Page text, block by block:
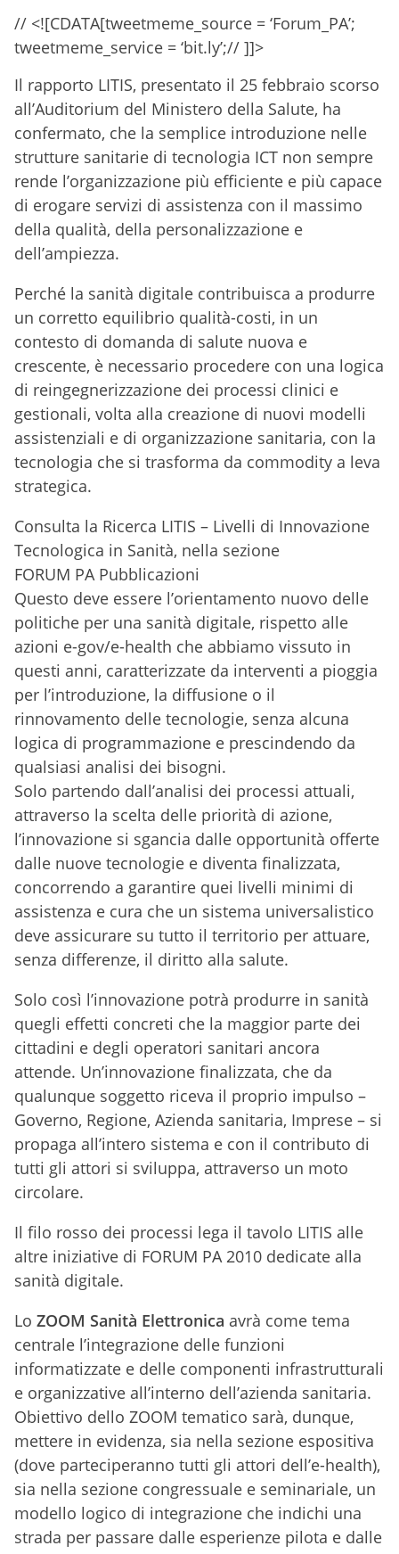
// <![CDATA[tweetmeme_source = ‘Forum_PA’;
tweetmeme_service = ‘bit.ly’;// ]]>
Il rapporto LITIS, presentato il 25 febbraio scorso
all’Auditorium del Ministero della Salute, ha
confermato, che la semplice introduzione nelle
strutture sanitarie di tecnologia ICT non sempre
rende l’organizzazione più efficiente e più capace
di erogare servizi di assistenza con il massimo
della qualità, della personalizzazione e
dell’ampiezza.
Perché la sanità digitale contribuisca a produrre
un corretto equilibrio qualità-costi, in un
contesto di domanda di salute nuova e
crescente, è necessario procedere con una logica
di reingegnerizzazione dei processi clinici e
gestionali, volta alla creazione di nuovi modelli
assistenziali e di organizzazione sanitaria, con la
tecnologia che si trasforma da commodity a leva
strategica.
Consulta la Ricerca LITIS – Livelli di Innovazione
Tecnologica in Sanità, nella sezione
FORUM PA Pubblicazioni
Questo deve essere l’orientamento nuovo delle
politiche per una sanità digitale, rispetto alle
azioni e-gov/e-health che abbiamo vissuto in
questi anni, caratterizzate da interventi a pioggia
per l’introduzione, la diffusione o il
rinnovamento delle tecnologie, senza alcuna
logica di programmazione e prescindendo da
qualsiasi analisi dei bisogni.
Solo partendo dall’analisi dei processi attuali,
attraverso la scelta delle priorità di azione,
l’innovazione si sgancia dalle opportunità offerte
dalle nuove tecnologie e diventa finalizzata,
concorrendo a garantire quei livelli minimi di
assistenza e cura che un sistema universalistico
deve assicurare su tutto il territorio per attuare,
senza differenze, il diritto alla salute.
Solo così l’innovazione potrà produrre in sanità
quegli effetti concreti che la maggior parte dei
cittadini e degli operatori sanitari ancora
attende. Un’innovazione finalizzata, che da
qualunque soggetto riceva il proprio impulso –
Governo, Regione, Azienda sanitaria, Imprese – si
propaga all’intero sistema e con il contributo di
tutti gli attori si sviluppa, attraverso un moto
circolare.
Il filo rosso dei processi lega il tavolo LITIS alle
altre iniziative di FORUM PA 2010 dedicate alla
sanità digitale.
Lo ZOOM Sanità Elettronica avrà come tema
centrale l’integrazione delle funzioni
informatizzate e delle componenti infrastrutturali
e organizzative all’interno dell’azienda sanitaria.
Obiettivo dello ZOOM tematico sarà, dunque,
mettere in evidenza, sia nella sezione espositiva
(dove parteciperanno tutti gli attori dell’e-health),
sia nella sezione congressuale e seminariale, un
modello logico di integrazione che indichi una
strada per passare dalle esperienze pilota e dalle